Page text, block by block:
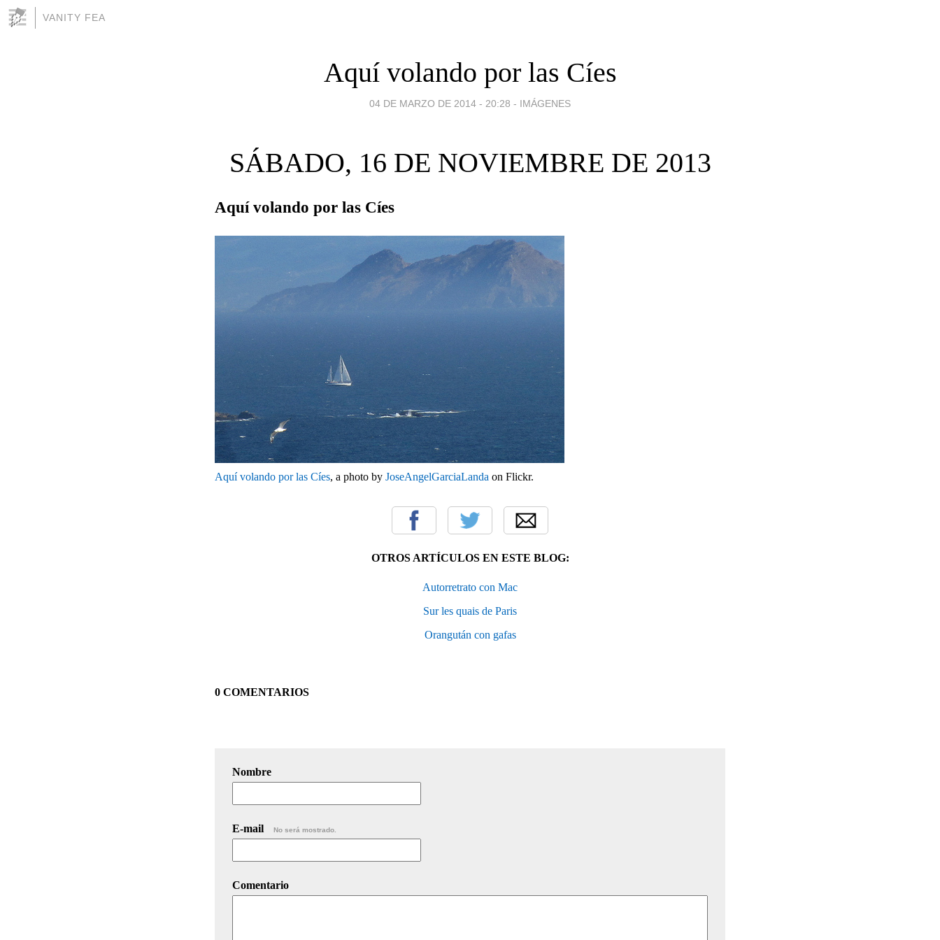
VANITY FEA
Aquí volando por las Cíes
04 DE MARZO DE 2014 - 20:28 - IMÁGENES
SÁBADO, 16 DE NOVIEMBRE DE 2013
Aquí volando por las Cíes
Aquí volando por las Cíes, a photo by JoseAngelGarciaLanda on Flickr.
OTROS ARTÍCULOS EN ESTE BLOG:
Autorretrato con Mac
Sur les quais de Paris
Orangután con gafas
0 COMENTARIOS
Nombre
E-mail No será mostrado.
Comentario